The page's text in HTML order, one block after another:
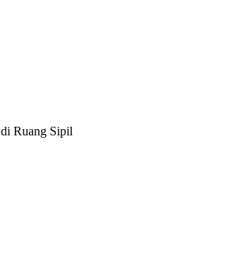
Ruang Sipil